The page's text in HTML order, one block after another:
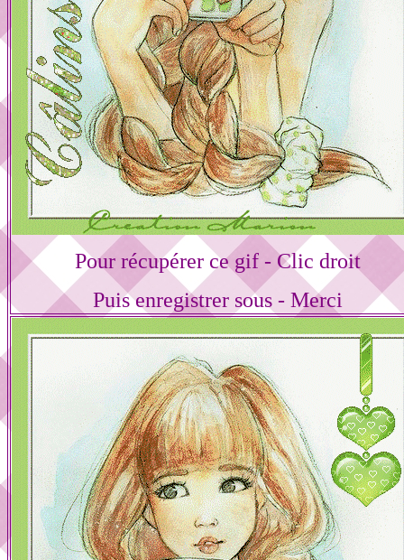
Pour récupérer ce gif - Clic droit
Puis enregistrer sous - Merci